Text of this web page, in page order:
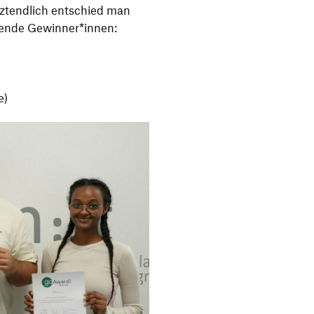
entschied man
Gewinner*innen: